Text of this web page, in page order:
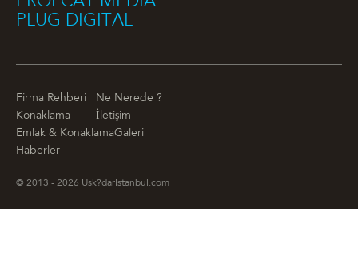
PLUG DIGITAL
Firma Rehberi
Ne Nerede ?
Konaklama
İletişim
Emlak & KonaklamaGaleri
Haberler
© 2013 - 2026 Usk?darIstanbul.com